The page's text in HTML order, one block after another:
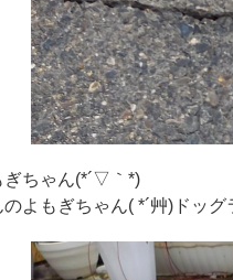
ぎちゃん(*´▽｀*)
よもぎちゃん( *´艸)ドッ